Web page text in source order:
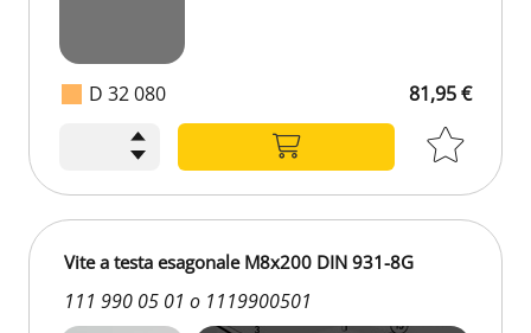
D 32 080 81,95 €
Vite a testa esagonale M8x200 DIN 931-8G
111 990 05 01 o 1119900501